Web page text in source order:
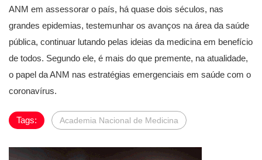
ANM em assessorar o país, há quase dois séculos, nas
grandes epidemias, testemunhar os avanços na área da saúde
pública, continuar lutando pelas ideias da medicina em benefício
de todos. Segundo ele, é mais do que premente, na atualidade,
o papel da ANM nas estratégias emergenciais em saúde com o
coronavírus.
Tags: Academia Nacional de Medicina